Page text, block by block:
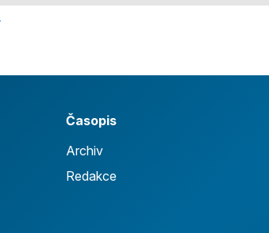
Časopis
Archiv
Redakce